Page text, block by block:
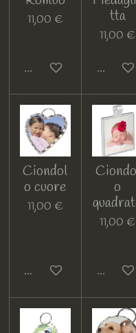
11,00 €
Guarda i dettagli
tta
11,00 €
Guarda
Ciondol
o cuore
11,00 €
Guarda i dettagli
o
11,00 €
Guarda